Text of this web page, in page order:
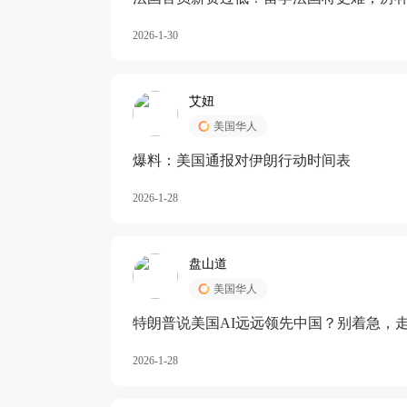
2026-1-30
艾妞
美国华人
爆料：美国通报对伊朗行动时间表
2026-1-28
盘山道
美国华人
特朗普说美国AI远远领先中国？别着急，
2026-1-28